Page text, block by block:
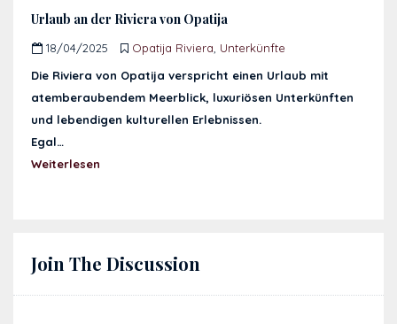
Urlaub an der Riviera von Opatija
18/04/2025 Opatija Riviera Unterkünfte
Die Riviera von Opatija verspricht einen Urlaub mit
atemberaubendem Meerblick, luxuriösen Unterkünften
und lebendigen kulturellen Erlebnissen.
Egal…
Weiterlesen
Join The Discussion